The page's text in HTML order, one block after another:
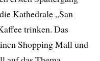
Kathedrale „San
trinken. Das
Shopping Mall und